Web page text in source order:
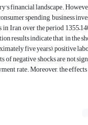
financial landscape.
spending, business
Iran over the period
results indicate that, in the
five years), positive
of negative shocks are not
rate. Moreover, the